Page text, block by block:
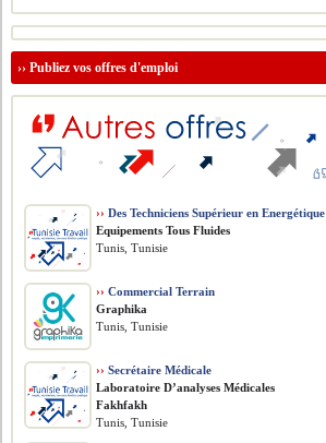
››Publiez vos offres d'emploi
›› Des Techniciens Supérieur en Energétique
Equipements Tous Fluides
Tunis, Tunisie
›› Commercial Terrain
Graphika
Tunis, Tunisie
›› Secrétaire Médicale
Laboratoire D’analyses Médicales
Fakhfakh
Tunis, Tunisie